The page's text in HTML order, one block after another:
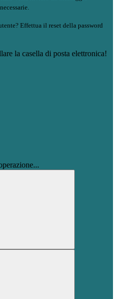
Effettua il reset della password
la casella di posta elettronica!